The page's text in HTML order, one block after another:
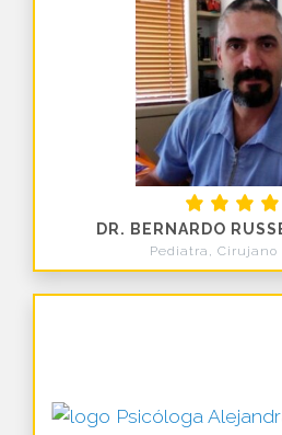
DR. BERNARDO
Pediatra, Cirujano